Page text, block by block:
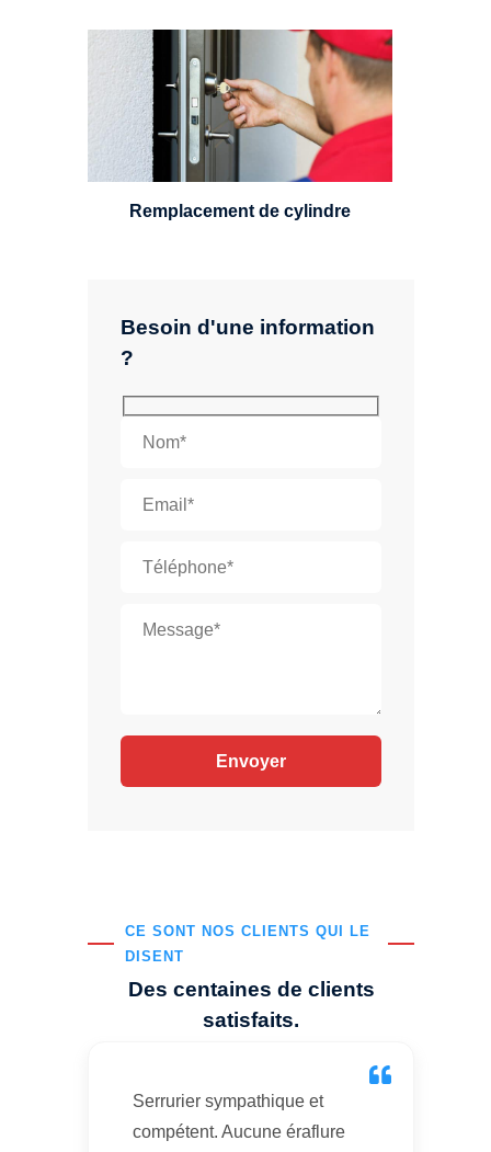
Besoin d'une information
?
CE SONT NOS CLIENTS QUI LE
DISENT
Des centaines de clients
satisfaits.
Serrurier sympathique et
compétent. Aucune éraflure
Un serrurier sera en mesure de
choisir et remplacer un cylindre
standard, à 5 leviers ou à 3
leviers, Mul-T-Lock ou encore
multipoints.
Remplacement de cylindre